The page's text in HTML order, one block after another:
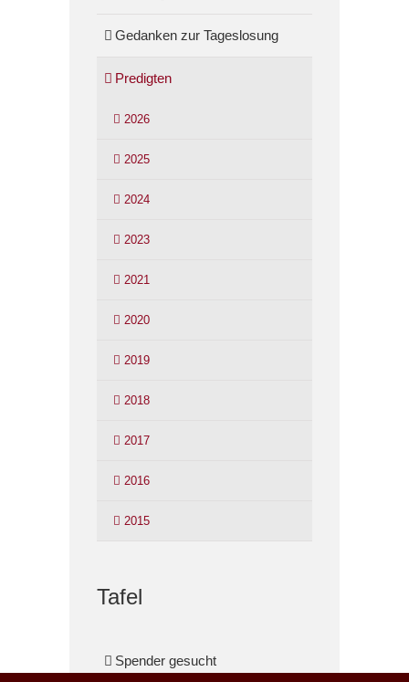
Gedanken zur Tageslosung
Predigten
2026
2025
2024
2023
2021
2020
2019
2018
2017
2016
2015
Tafel
Spender gesucht